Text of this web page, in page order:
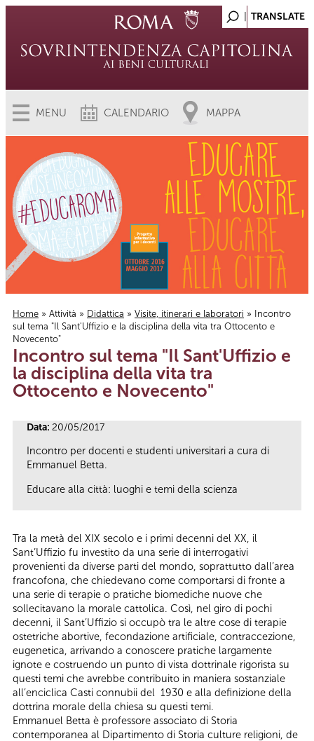
MENU CALENDARIO MAPPA
Tu sei qui
Home » Attività » Didattica » Visite, itinerari e laboratori » Incontro
sul tema "Il Sant'Uffizio e la disciplina della vita tra Ottocento e
Novecento"
Incontro sul tema "Il Sant'Uffizio e
la disciplina della vita tra
Ottocento e Novecento"
Data: 20/05/2017
Incontro per docenti e studenti universitari a cura di
Emmanuel Betta.
Educare alla città: luoghi e temi della scienza
Tra la metà del XIX secolo e i primi decenni del XX, il
Sant’Uffizio fu investito da una serie di interrogativi
provenienti da diverse parti del mondo, soprattutto dall’area
francofona, che chiedevano come comportarsi di fronte a
una serie di terapie o pratiche biomediche nuove che
sollecitavano la morale cattolica. Così, nel giro di pochi
decenni, il Sant’Uffizio si occupò tra le altre cose di terapie
ostetriche abortive, fecondazione artificiale, contraccezione,
eugenetica, arrivando a conoscere pratiche largamente
ignote e costruendo un punto di vista dottrinale rigorista su
questi temi che avrebbe contribuito in maniera sostanziale
all’enciclica Casti connubii del 1930 e alla definizione della
dottrina morale della chiesa su questi temi.
Emmanuel Betta è professore associato di Storia
contemporanea al Dipartimento di Storia culture religioni, de